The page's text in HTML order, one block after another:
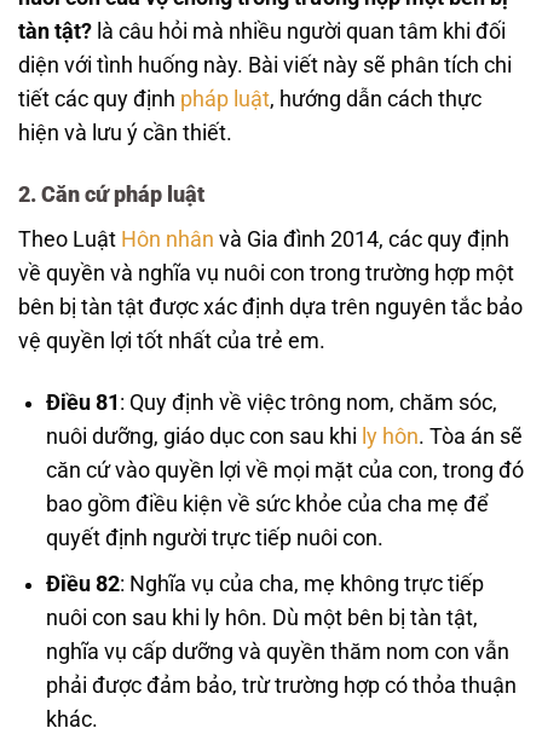
tàn tật? là câu hỏi mà nhiều người quan tâm khi đối
diện với tình huống này. Bài viết này sẽ phân tích chi
tiết các quy định pháp luật, hướng dẫn cách thực
hiện và lưu ý cần thiết.
2. Căn cứ pháp luật
Theo Luật Hôn nhân và Gia đình 2014, các quy định
về quyền và nghĩa vụ nuôi con trong trường hợp một
bên bị tàn tật được xác định dựa trên nguyên tắc bảo
vệ quyền lợi tốt nhất của trẻ em.
Điều 81 : Quy định về việc trông nom, chăm sóc,
nuôi dưỡng, giáo dục con sau khi ly hôn. Tòa án sẽ
căn cứ vào quyền lợi về mọi mặt của con, trong đó
bao gồm điều kiện về sức khỏe của cha mẹ để
quyết định người trực tiếp nuôi con.
Điều 82: Nghĩa vụ của cha, mẹ không trực tiếp
nuôi con sau khi ly hôn. Dù một bên bị tàn tật,
nghĩa vụ cấp dưỡng và quyền thăm nom con vẫn
phải được đảm bảo, trừ trường hợp có thỏa thuận
khác.